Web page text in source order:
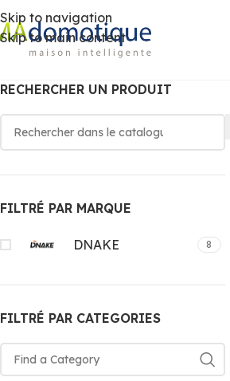
Skip to navigation
Skip to main content
RECHERCHER UN PRODUIT
FILTRÉ PAR MARQUE
DNAKE 8
FILTRÉ PAR CATEGORIES